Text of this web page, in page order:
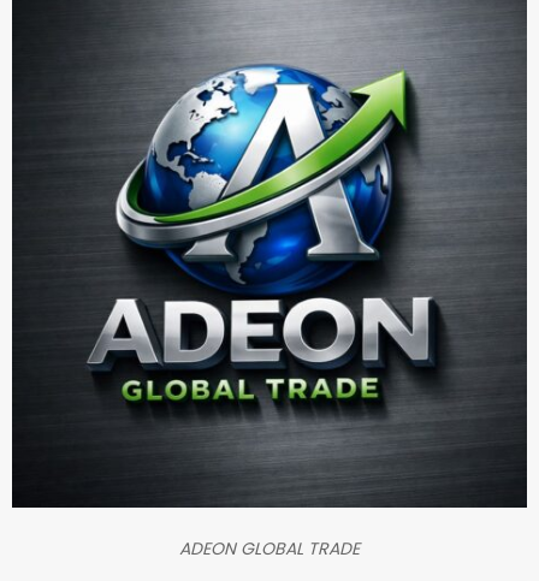
ADEON GLOBAL TRADE